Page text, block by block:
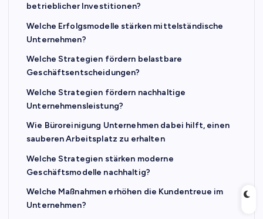
betrieblicher Investitionen?
Welche Erfolgsmodelle stärken mittelständische
Unternehmen?
Welche Strategien fördern belastbare
Geschäftsentscheidungen?
Welche Strategien fördern nachhaltige
Unternehmensleistung?
Wie Büroreinigung Unternehmen dabei hilft, einen
sauberen Arbeitsplatz zu erhalten
Welche Strategien stärken moderne
Geschäftsmodelle nachhaltig?
Welche Maßnahmen erhöhen die Kundentreue im
Unternehmen?